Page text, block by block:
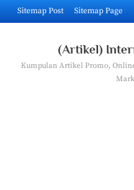
Skip
to
Sitemap Post Sitemap Page
(Artikel)
Kumpulan Artikel Promo,